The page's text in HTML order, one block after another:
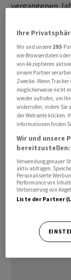
vergangenen
China, Indien
denen
niedrigeren
Förderung
Verband hofft
Der Verband
rechnet damit,
zurückbringen
seien mehr als
gegangen,
Ihre
Wir und unsere 293-
wie Browserdaten
von Akzeptieren
unsere Partner
Zwecke. Wenn
möglicherweise nicht
wieder aufrufen, um
widerrufen, indem Sie
der Webseite klicken.
Informationen finden
Wir und unsere
bereitzustellen:
Verwendung genauer
aktiv abfragen.
Personalisierte
Performance von
Verbesserung von
Liste der Partner